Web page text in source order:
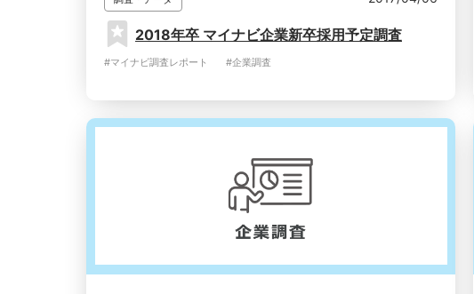
2018年卒 マイナビ企業新卒採用予定調査
#マイナビ調査レポート #企業調査